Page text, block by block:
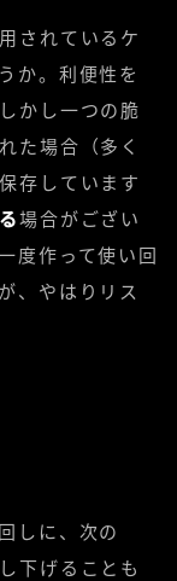
されているケ
か。利便性を
かし一つの脆
た場合（多く
存しています
場合がござい
度作って使い回
、やはりリス
しに、次の
下げることも